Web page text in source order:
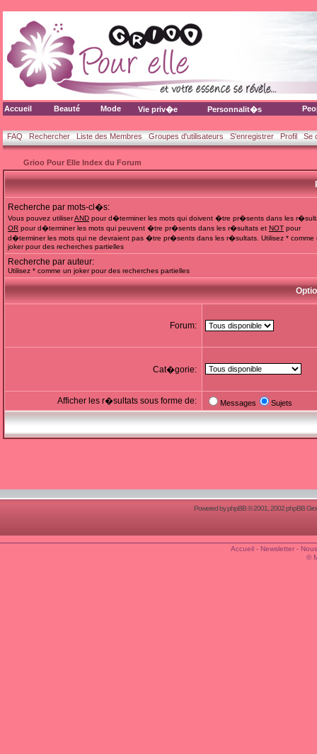
Accueil Beauté Mode Vie priv�e Personnalit�s
FAQ Rechercher Liste des Membres Groupes d'utilisateurs S'enregistrer Profil Se
Grioo Pour Elle Index du Forum
Recherche par mots-cl�s:
Vous pouvez utiliserAND pour d�terminer les mots qui doivent �tre pr�sents dans les
OR pour d�terminer les mots qui peuvent �tre pr�sents dans les r�sultats et NOT pour
d�terminer les mots qui ne devraient pas �tre pr�sents dans les r�sultats. Utilisez * comme
joker pour des recherches partielles
Recherche par auteur:
Utilisez * comme un joker pour des recherches partielles
Forum:
Cat�gorie:
Afficher les r�sultats sous forme de: Messages Sujets
Powered byphpBB© 2001, 2002 phpBB
Accueil- Newsletter-
©